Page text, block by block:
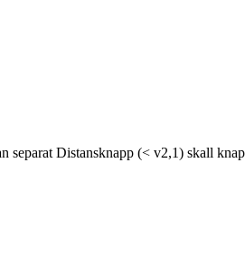
separat Distansknapp (< v2,1) skall